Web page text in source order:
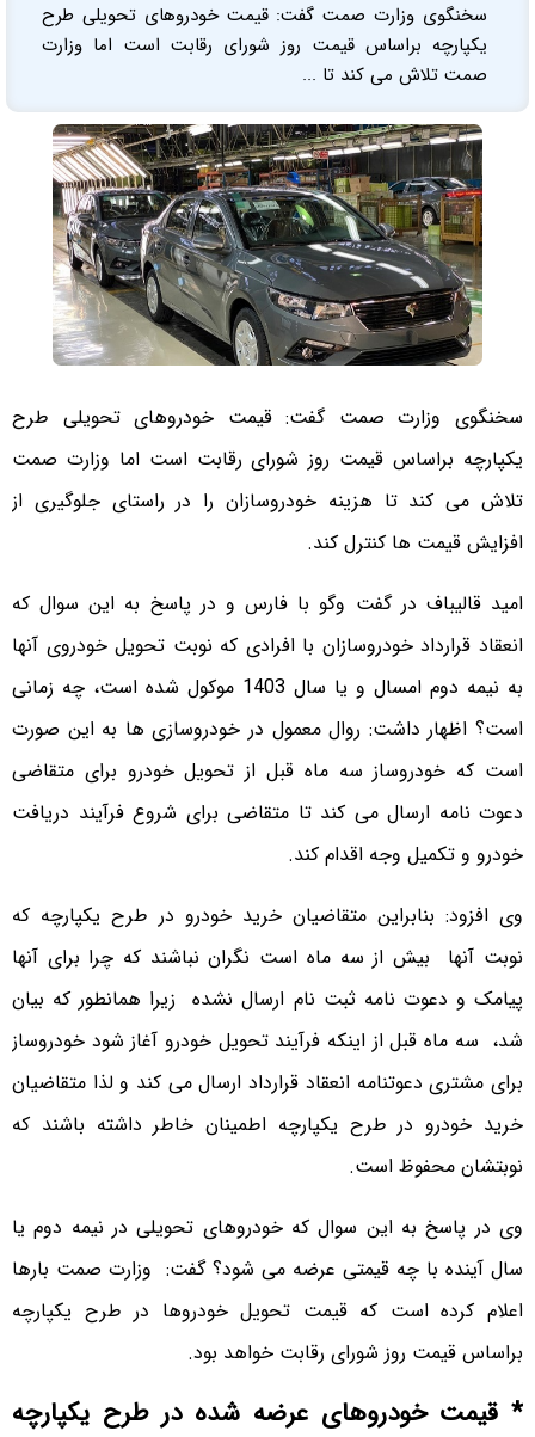
سخنگوی وزارت صمت گفت: قیمت خودروهای تحویلی طرح
یکپارچه براساس قیمت روز شورای رقابت است اما وزارت
صمت تلاش می کند تا ...
سخنگوی وزارت صمت گفت: قیمت خودروهای تحویلی طرح
یکپارچه براساس قیمت روز شورای رقابت است اما وزارت صمت
تلاش می کند تا هزینه خودروسازان را در راستای جلوگیری از
افزایش قیمت ها کنترل کند.
امید قالیباف در گفت وگو با فارس و در پاسخ به این سوال که
انعقاد قرارداد خودروسازان با افرادی که نوبت تحویل خودروی آنها
به نیمه دوم امسال و یا سال 1403 موکول شده است، چه زمانی
است؟ اظهار داشت: روال معمول در خودروسازی ها به این صورت
است که خودروساز سه ماه قبل از تحویل خودرو برای متقاضی
دعوت نامه ارسال می کند تا متقاضی برای شروع فرآیند دریافت
خودرو و تکمیل وجه اقدام کند.
وی افزود: بنابراین متقاضیان خرید خودرو در طرح یکپارچه که
نوبت آنها بیش از سه ماه است نگران نباشند که چرا برای آنها
پیامک و دعوت نامه ثبت نام ارسال نشده زیرا همانطور که بیان
شد، سه ماه قبل از اینکه فرآیند تحویل خودرو آغاز شود خودروساز
برای مشتری دعوتنامه انعقاد قرارداد ارسال می کند و لذا متقاضیان
خرید خودرو در طرح یکپارچه اطمینان خاطر داشته باشند که
نوبتشان محفوظ است.
وی در پاسخ به این سوال که خودروهای تحویلی در نیمه دوم یا
سال آینده با چه قیمتی عرضه می شود؟ گفت: وزارت صمت بارها
اعلام کرده است که قیمت تحویل خودروها در طرح یکپارچه
براساس قیمت روز شورای رقابت خواهد بود.
* قیمت خودروهای عرضه شده در طرح یکپارچه